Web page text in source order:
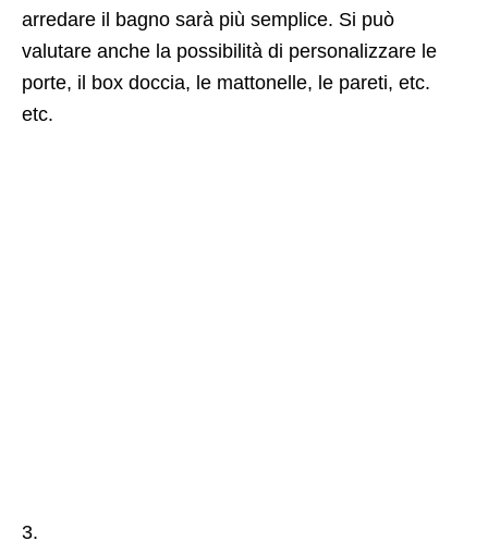
arredare il bagno sarà più semplice. Si può
valutare anche la possibilità di personalizzare le
porte, il box doccia, le mattonelle, le pareti, etc.
etc.